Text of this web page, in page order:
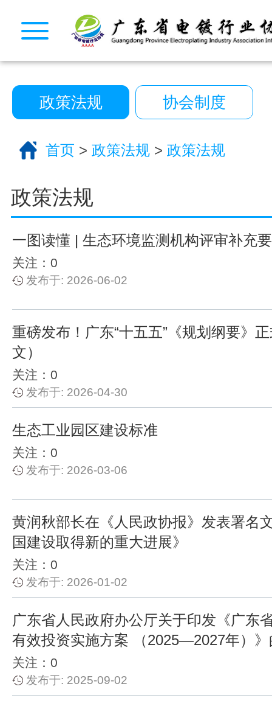
政策法规 协会制度
首页 > 政策法规 > 政策法规
政策法规
一图读懂 | 生态环境监测机构评审补充
关注：0
发布于: 2026-06-02
重磅发布！广东“十五五”《规划纲要》
文）
关注：0
发布于: 2026-04-30
生态工业园区建设标准
关注：0
发布于: 2026-03-06
黄润秋部长在《人民政协报》发表署名
国建设取得新的重大进展》
关注：0
发布于: 2026-01-02
广东省人民政府办公厅关于印发《广东
有效投资实施方案 （2025—2027年）
关注：0
发布于: 2025-09-02
10222390号
技术支持:艾迪品牌策划
关于我们
服务分类
电话咨询
返回首页